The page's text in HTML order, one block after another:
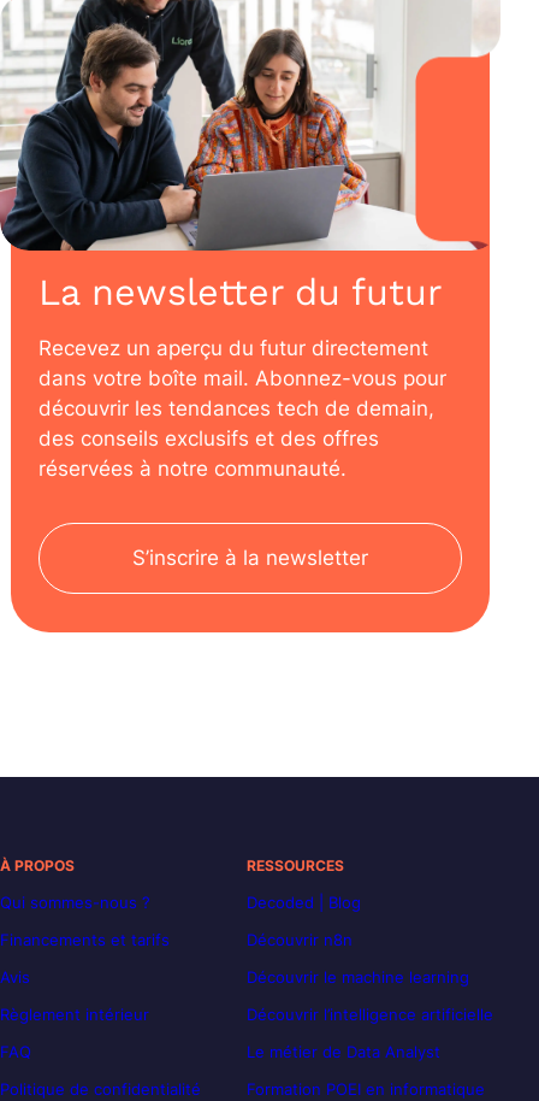
La newsletter du futur
Recevez un aperçu du futur directement
dans votre boîte mail. Abonnez-vous pour
découvrir les tendances tech de demain,
des conseils exclusifs et des offres
réservées à notre communauté.
S’inscrire à la newsletter
À PROPOS
Qui sommes-nous ?
Financements et tarifs
Avis
Règlement intérieur
FAQ
Politique de confidentialité
RESSOURCES
Decoded | Blog
Découvrir n8n
Découvrir le machine learning
Découvrir l’intelligence artificielle
Le métier de Data Analyst
Formation POEI en informatique